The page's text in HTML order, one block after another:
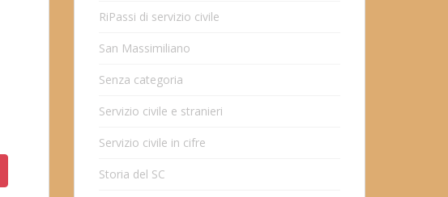
RiPassi di servizio civile
San Massimiliano
Senza categoria
Servizio civile e stranieri
Servizio civile in cifre
Storia del SC